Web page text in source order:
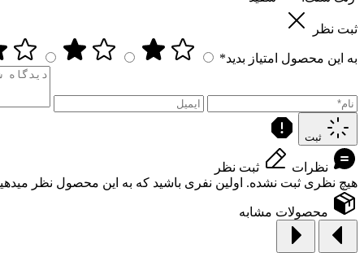
ثبت نظر
به این محصول امتیاز بدید*
ثبت
نظرات
ثبت نظر
هیچ نظری ثبت نشده. اولین نفری باشید که به این محصول نظر
محصولات مشابه